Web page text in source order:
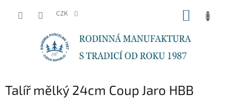
CZK
Talíř mělký 24cm Coup Jaro HBB